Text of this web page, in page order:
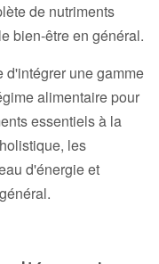
de nutriments
bien-être en général.
d'intégrer une gamme
alimentaire pour
essentiels à la
les
d'énergie et